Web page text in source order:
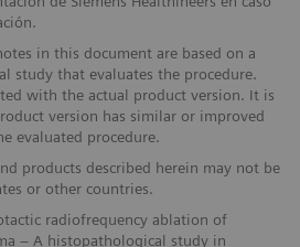
in this document are based on a
study that evaluates the procedure.
with the actual product version. It is
version has similar or improved
evaluated procedure.
products described herein may not be
or other countries.
radiofrequency ablation of
– A histopathological study in